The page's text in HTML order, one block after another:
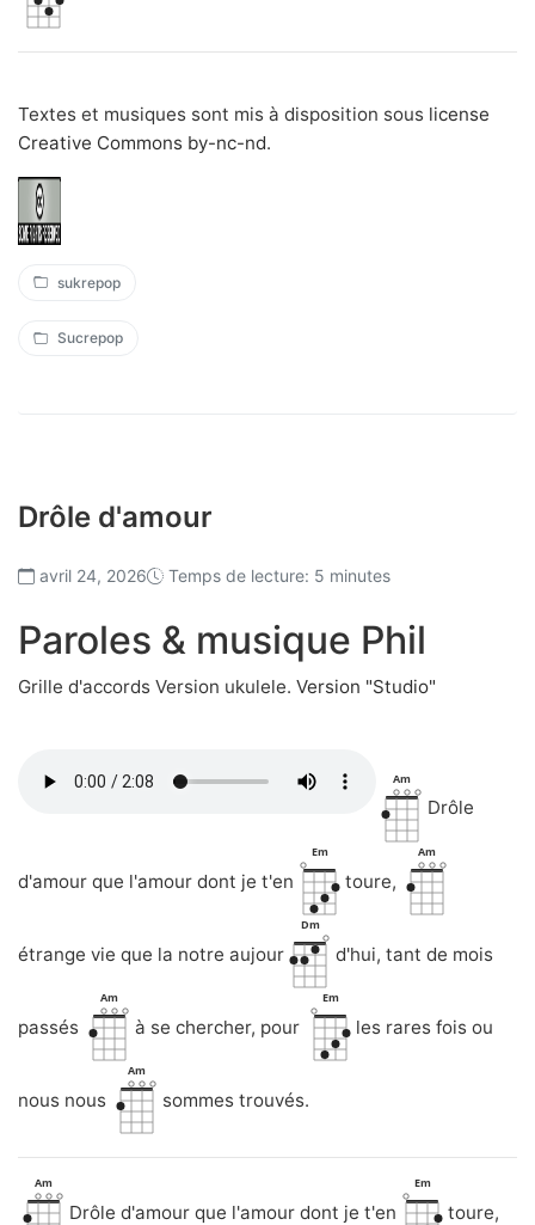
Textes et musiques sont mis à disposition sous license
Creative Commons by-nc-nd.
sukrepop
Sucrepop
Drôle d'amour
avril 24, 2026 Temps de lecture: 5 minutes
Paroles & musique Phil
Grille d'accords Version ukulele. Version "Studio"
Am
Drôle
d'amour que l'amour dont je t'en
Em
toure,
Am
étrange vie que la notre aujour
Dm
d'hui, tant de mois
passés
Am
à se chercher, pour
Em
les rares fois ou
nous nous
Am
sommes trouvés.
Am
Drôle d'amour que l'amour dont je t'en
Em
toure,